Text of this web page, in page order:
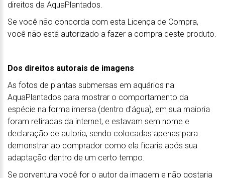
direitos da AquaPlantados.
Se você não concorda com esta Licença de Compra,
você não está autorizado a fazer a compra deste produto.
Dos direitos autorais de imagens
As fotos de plantas submersas em aquários na
AquaPlantados para mostrar o comportamento da
espécie na forma imersa (dentro d'água), em sua maioria
foram retiradas da internet, e estavam sem nome e
declaração de autoria, sendo colocadas apenas para
demonstrar ao comprador como ela ficaria após sua
adaptação dentro de um certo tempo.
Se porventura você for o autor da imagem e não gostaria